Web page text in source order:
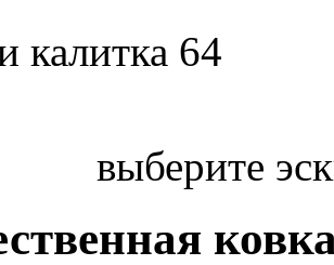
калитка 64
выберите